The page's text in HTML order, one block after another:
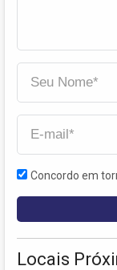
Concordo em
Locais